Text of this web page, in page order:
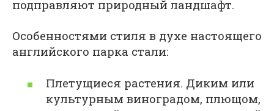
подправляют природный ландшафт.
Особенностями стиля в духе настоящего
английского парка стали:
Плетущиеся растения. Диким или
культурным виноградом, плющом,